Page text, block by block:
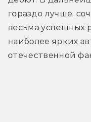
гораздо лучше,
весьма успешных
наиболее ярких
отечественной